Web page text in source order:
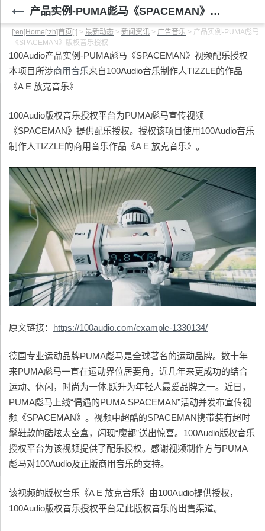
产品实例-PUMA彪马《SPACEMAN》版权音乐授权
[:en]Home[:zh]首页[:] > 最新动态 > 新闻资讯 > 广告音乐 > 产品实例-PUMA彪马
《SPACEMAN》版权音乐授权
100Audio产品实例-PUMA彪马《SPACEMAN》视频配乐授权
本项目所涉商用音乐来自100Audio音乐制作人TIZZLE的作品
《A E 放克音乐》
100Audio版权音乐授权平台为PUMA彪马宣传视频
《SPACEMAN》提供配乐授权。授权该项目使用100Audio音乐
制作人TIZZLE的商用音乐作品《A E 放克音乐》。
原文链接： https://100audio.com/example-1330134/
德国专业运动品牌PUMA彪马是全球著名的运动品牌。数十年
来PUMA彪马一直在运动界位居要角，近几年来更成功的结合
运动、休闲，时尚为一体,跃升为年轻人最爱品牌之一。近日，
PUMA彪马上线“偶遇的PUMA SPACEMAN”活动并发布宣传视
频《SPACEMAN》。视频中超酷的SPACEMAN携带装有超时
髦鞋款的酷炫太空盒，闪现“魔都”送出惊喜。100Audio版权音乐
授权平台为该视频提供了配乐授权。感谢视频制作方与PUMA
彪马对100Audio及正版商用音乐的支持。
该视频的版权音乐《A E 放克音乐》由100Audio提供授权，
100Audio版权音乐授权平台是此版权音乐的出售渠道。